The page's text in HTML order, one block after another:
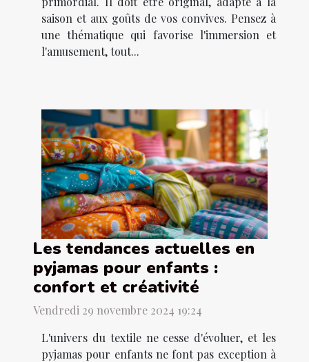
saison et aux goûts de vos convives. Pensez à
une thématique qui favorise l'immersion et
l'amusement, tout...
Les tendances actuelles en
pyjamas pour enfants :
confort et créativité
Vendredi 29 novembre 2024 19:24
L'univers du textile ne cesse d'évoluer, et les
pyjamas pour enfants ne font pas exception à